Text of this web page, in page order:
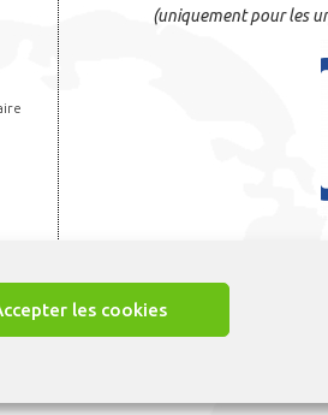
les cookies
(uniquement pour les